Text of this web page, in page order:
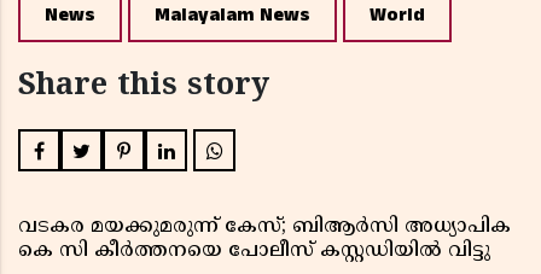
News Malayalam News World
Share this story
വടകര മയക്കുമരുന്ന് കേസ്; ബിആർസി അധ്യാപിക
കെ സി കീർത്തനയെ പോലീസ് കസ്റ്റഡിയിൽ വിട്ടു